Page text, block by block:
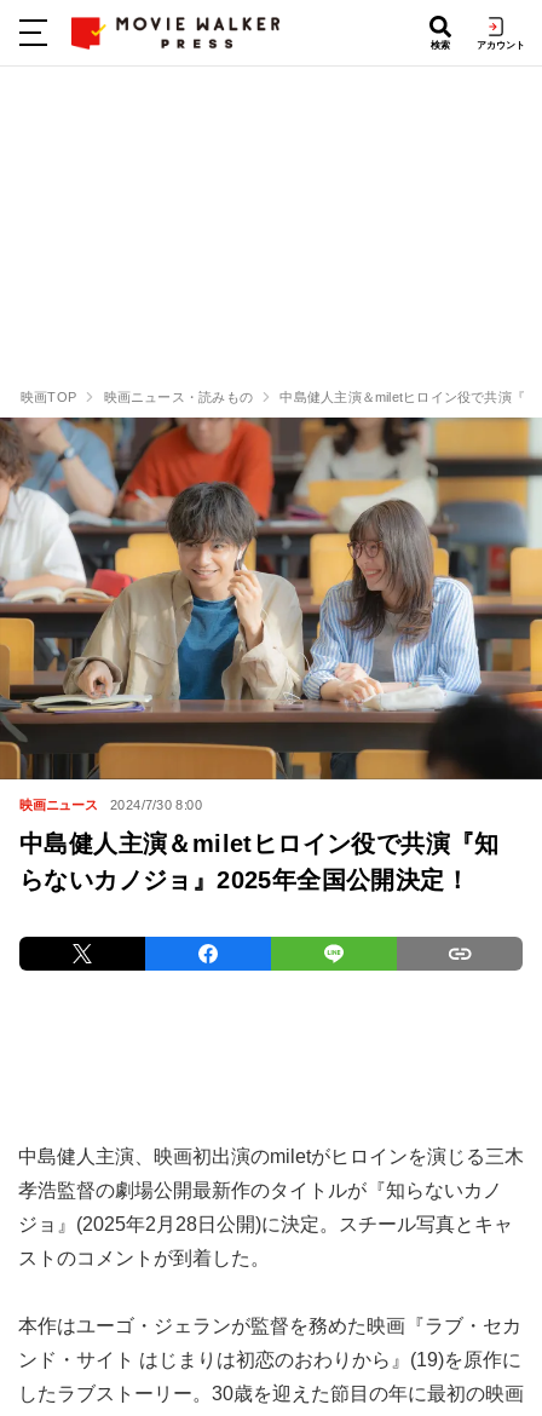
検索 アカウント
映画TOP 映画ニュース・読みもの 中島健人主演＆miletヒロイン役で共演『
映画ニュース 2024/7/30 8:00
中島健人主演＆miletヒロイン役で共演『知
らないカノジョ』2025年全国公開決定！
中島健人主演、映画初出演のmiletがヒロインを演じる三木
孝浩監督の劇場公開最新作のタイトルが『知らないカノ
ジョ』(2025年2月28日公開)に決定。スチール写真とキャ
ストのコメントが到着した。
本作はユーゴ・ジェランが監督を務めた映画『ラブ・セカ
ンド・サイト はじまりは初恋のおわりから』(19)を原作に
したラブストーリー。30歳を迎えた節目の年に最初の映画